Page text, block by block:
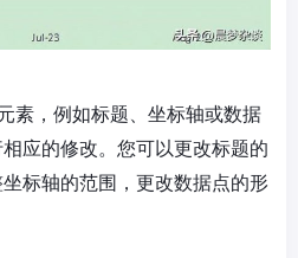
素，例如标题、坐标轴或数据
应的修改。您可以更改标题的
标轴的范围，更改数据点的形